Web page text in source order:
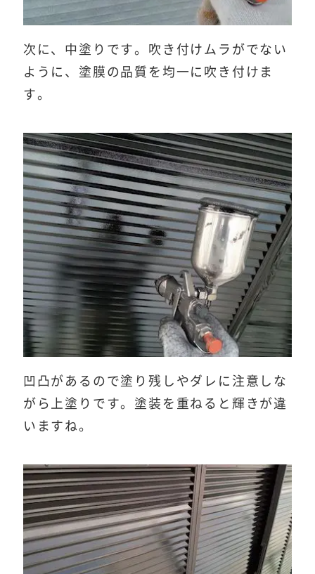
次に、中塗りです。吹き付けムラがでない
ように、塗膜の品質を均一に吹き付けま
す。
凹凸があるので塗り残しやダレに注意しな
がら上塗りです。塗装を重ねると輝きが違
いますね。